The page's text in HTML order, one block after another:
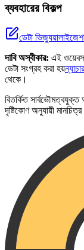
ব্যবহারের বিকল্প
ডেটা
দাবি অস্বীকার: এই
ডেটা সংগ্রহ করা হয়
থেকে।
বিতর্কিত সার্বভৌমত্বযুক্ত
দৃষ্টিকোণ অনুযায়ী